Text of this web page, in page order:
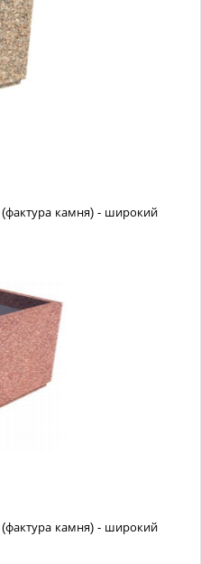
камня) - широкий
камня) - широкий